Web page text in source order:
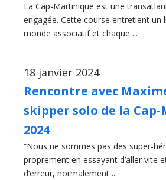
La Cap-Martinique est une
engagée. Cette course entretient un
monde associatif et chaque ...
18 janvier 2024
Rencontre avec
skipper solo de la
2024
“Nous ne sommes pas des super-
proprement en essayant d’aller vite
d’erreur, normalement ...